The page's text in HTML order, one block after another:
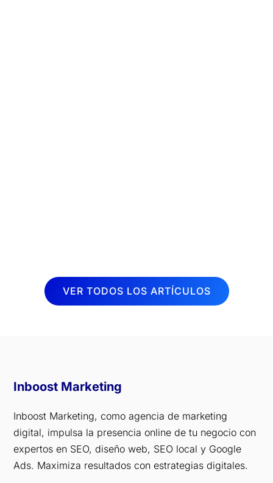
VER TODOS LOS ARTÍCULOS
Inboost Marketing
Inboost Marketing, como agencia de marketing
digital, impulsa la presencia online de tu negocio con
expertos en SEO, diseño web, SEO local y Google
Ads. Maximiza resultados con estrategias digitales.